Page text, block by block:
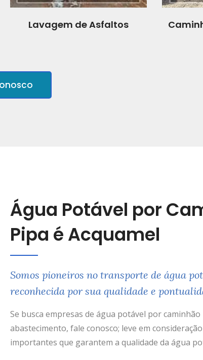
Lavagem de Asfaltos
Água Potável por
Pipa é Acquamel
Somos pioneiros no transporte de água
reconhecida por sua qualidade e
Se busca empresas de água potável por
abastecimento, fale conosco; leve em
importantes que garantem a qualidade da água